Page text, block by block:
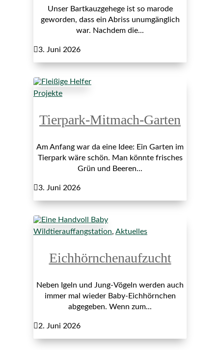
Unser Bartkauzgehege ist so marode
geworden, dass ein Abriss unumgänglich
war. Nachdem die...
3. Juni 2026
Projekte
Tierpark-Mitmach-Garten
Am Anfang war da eine Idee: Ein Garten im
Tierpark wäre schön. Man könnte frisches
Grün und Beeren...
3. Juni 2026
Wildtierauffangstation, Aktuelles
Eichhörnchenaufzucht
Neben Igeln und Jung-Vögeln werden auch
immer mal wieder Baby-Eichhörnchen
abgegeben. Wenn zum...
2. Juni 2026